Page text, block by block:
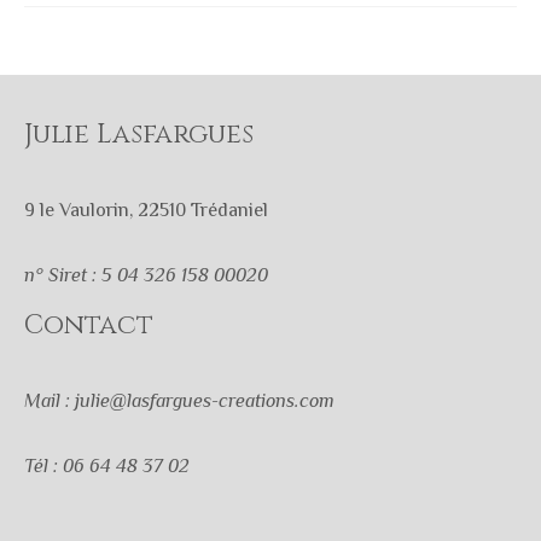
Julie Lasfargues
9 le Vaulorin, 22510 Trédaniel
n° Siret : 5 04 326 158 00020
Contact
Mail : julie@lasfargues-creations.com
Tél : 06 64 48 37 02